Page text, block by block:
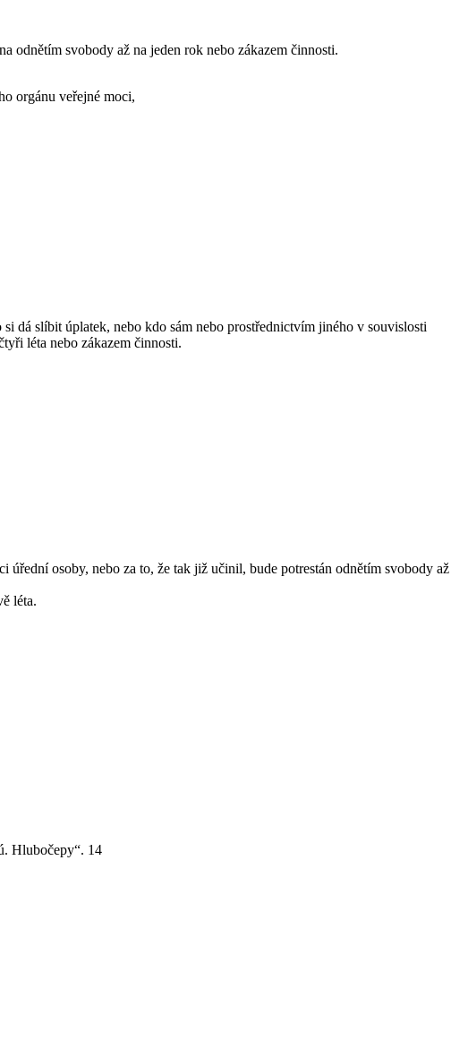
odnětím svobody až na jeden rok nebo zákazem činnosti.
orgánu veřejné moci,
dá slíbit úplatek, nebo kdo sám nebo prostřednictvím jiného v souvislosti
léta nebo zákazem činnosti.
osoby, nebo za to, že tak již učinil, bude potrestán odnětím svobody až
léta.
Hlubočepy“. 14